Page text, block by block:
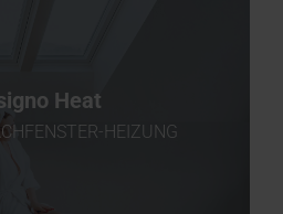
Heat
HEIZUNG